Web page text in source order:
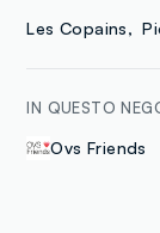
Les Copains
IN QUESTO
Ovs Friends